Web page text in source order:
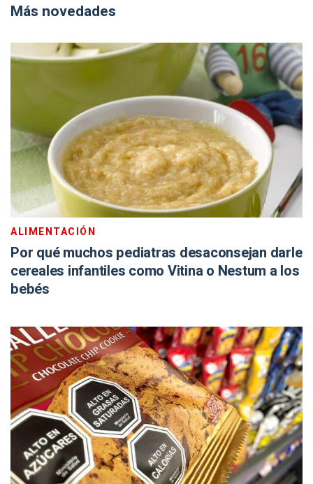
Más novedades
ALIMENTACIÓN
Por qué muchos pediatras desaconsejan darle
cereales infantiles como Vitina o Nestum a los
bebés